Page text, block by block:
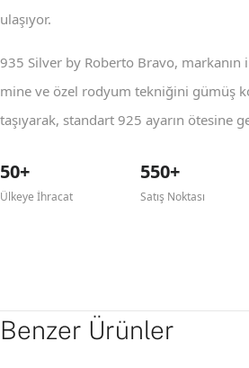
ulaşıyor.
935 Silver by Roberto Bravo, markanın
mine ve özel rodyum tekniğini gümüş
taşıyarak, standart 925 ayarın ötesine
50+
Ülkeye İhracat
550+
Satış Noktası
Benzer Ürünler